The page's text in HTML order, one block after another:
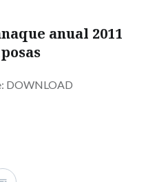
anual 2011
DOWNLOAD